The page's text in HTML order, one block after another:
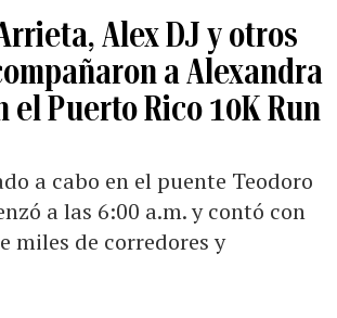
Alex DJ y otros
a Alexandra
el Puerto Rico 10K Run
a cabo en el puente Teodoro
a las 6:00 a.m. y contó con
miles de corredores y